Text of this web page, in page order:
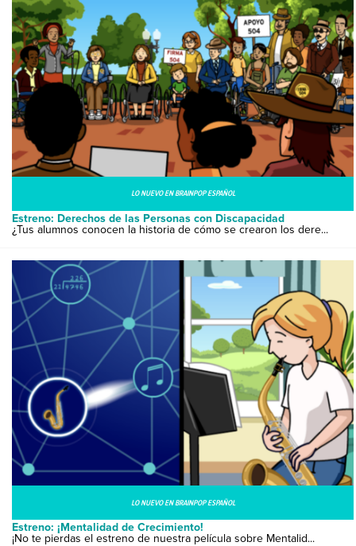
LO NUEVO EN BRAINPOP ESPAÑOL
Estreno: Derechos de las Personas con Discapacidad
¿Tus alumnos conocen la historia de cómo se crearon los dere...
LO NUEVO EN BRAINPOP ESPAÑOL
Estreno: ¡Mentalidad de Crecimiento!
¡No te pierdas el estreno de nuestra película sobre Mentalid...